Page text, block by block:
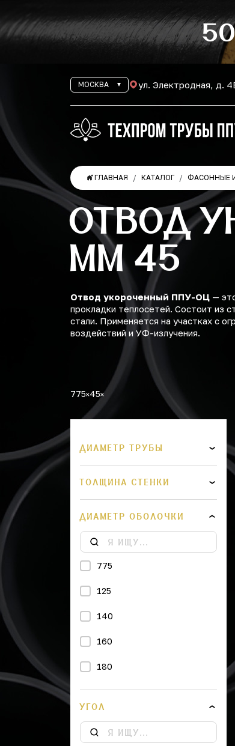
МОСКВА ул. Электродная, д.
ГЛАВНАЯ КАТАЛОГ ФАСОННЫЕ
ОТВОД
ММ 45
Отвод укороченный ППУ-ОЦ —
прокладки теплосетей. Состоит из
стали. Применяется на участках с
воздействий и УФ-излучения.
775 45
ДИАМЕТР ТРУБЫ
ТОЛЩИНА СТЕНКИ
ДИАМЕТР ОБОЛОЧКИ
775
125
140
160
180
200
250
УГОЛ